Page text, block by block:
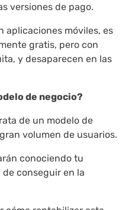
versiones de pago.
aplicaciones móviles, es
gratis, pero con
y desaparecen en las
de negocio?
de un modelo de
volumen de usuarios.
conociendo tu
conseguir en la